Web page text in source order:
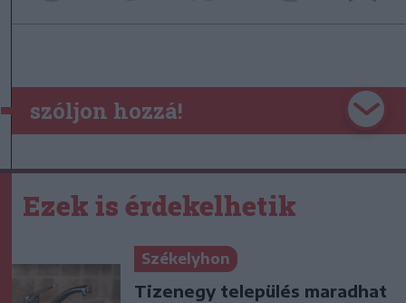
szóljon hozzá!
Ezek is érdekelhetik
Székelyhon
Tizenegy település maradhat